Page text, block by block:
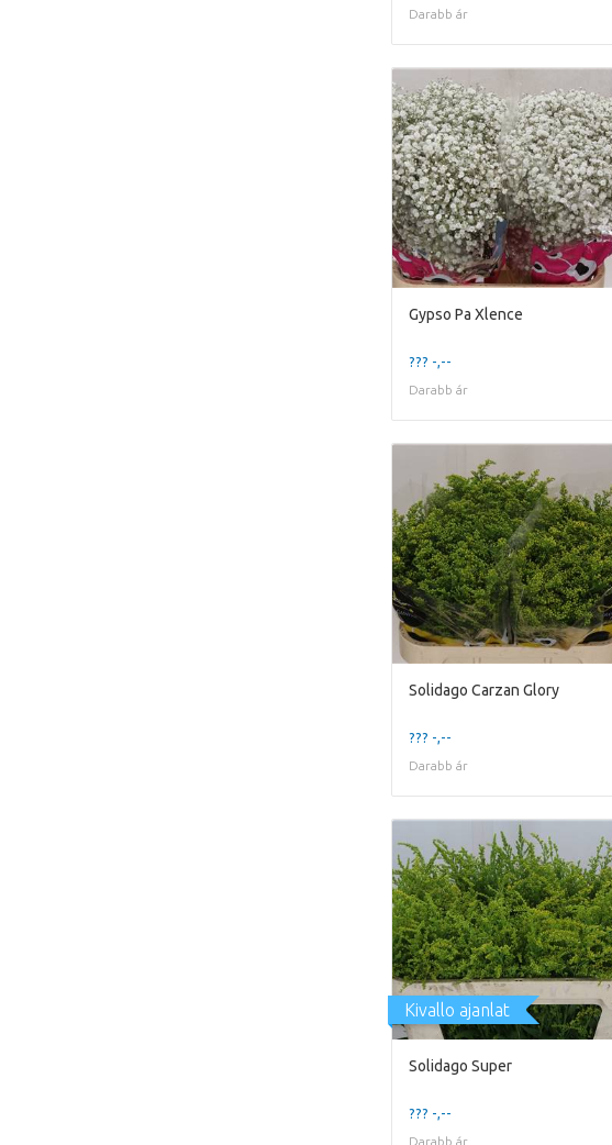
Darabb ár
Gypso Pa Xlence
??? -,--
Darabb ár
Solidago Carzan Glory
??? -,--
Darabb ár
Kivallo ajanlat
Solidago Super
??? -,--
Darabb ár